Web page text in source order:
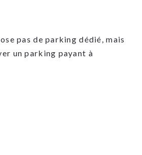
pas de parking dédié, mais
un parking payant à